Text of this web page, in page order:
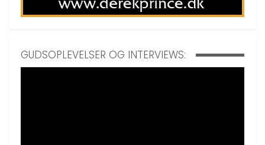
GUDSOPLEVELSER OG INTERVIEWS: